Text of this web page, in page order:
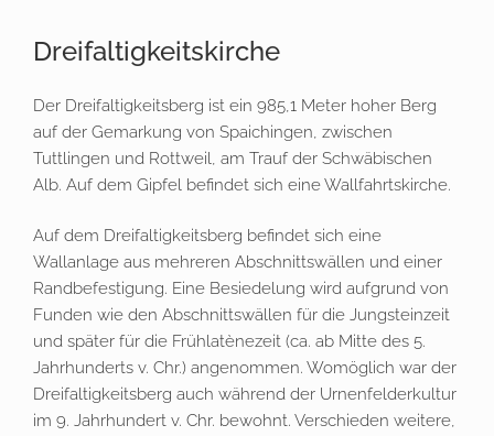
Dreifaltigkeitskirche
Der Dreifaltigkeitsberg ist ein 985,1 Meter hoher Berg
auf der Gemarkung von Spaichingen, zwischen
Tuttlingen und Rottweil, am Trauf der Schwäbischen
Alb. Auf dem Gipfel befindet sich eine Wallfahrtskirche.
Auf dem Dreifaltigkeitsberg befindet sich eine
Wallanlage aus mehreren Abschnittswällen und einer
Randbefestigung. Eine Besiedelung wird aufgrund von
Funden wie den Abschnittswällen für die Jungsteinzeit
und später für die Frühlatènezeit (ca. ab Mitte des 5.
Jahrhunderts v. Chr.) angenommen. Womöglich war der
Dreifaltigkeitsberg auch während der Urnenfelderkultur
im 9. Jahrhundert v. Chr. bewohnt. Verschieden weitere,